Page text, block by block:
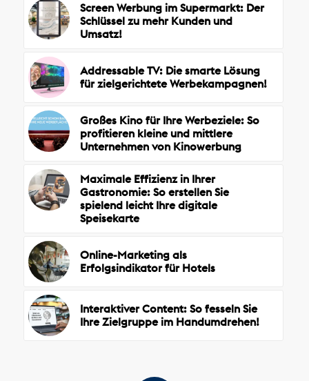
Screen Werbung im Supermarkt: Der
Schlüssel zu mehr Kunden und
Umsatz!
Addressable TV: Die smarte Lösung
für zielgerichtete Werbekampagnen!
Großes Kino für Ihre Werbeziele: So
profitieren kleine und mittlere
Unternehmen von Kinowerbung
Maximale Effizienz in Ihrer
Gastronomie: So erstellen Sie
spielend leicht Ihre digitale
Speisekarte
Online-Marketing als
Erfolgsindikator für Hotels
Interaktiver Content: So fesseln Sie
Ihre Zielgruppe im Handumdrehen!